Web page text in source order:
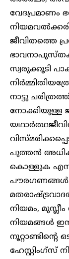
വേദപ്രമാണം
ജീവിതത്തെ
സ്വരുക്കൂടി
നാട്ടു
നോക്കിയുള്ള
പുത്തൻ
കൊള്ളുക
നിയമം,
നിയമങ്ങൾ
ഹേസ്റ്റിംഗ്സ്